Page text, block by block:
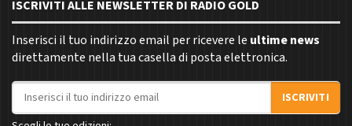
ISCRIVITI ALLE NEWSLETTER DI RADIO GOLD
Inserisci il tuo indirizzo email per ricevere le ultime news
direttamente nella tua casella di posta elettronica.
Indirizzo email
ISCRIVITI